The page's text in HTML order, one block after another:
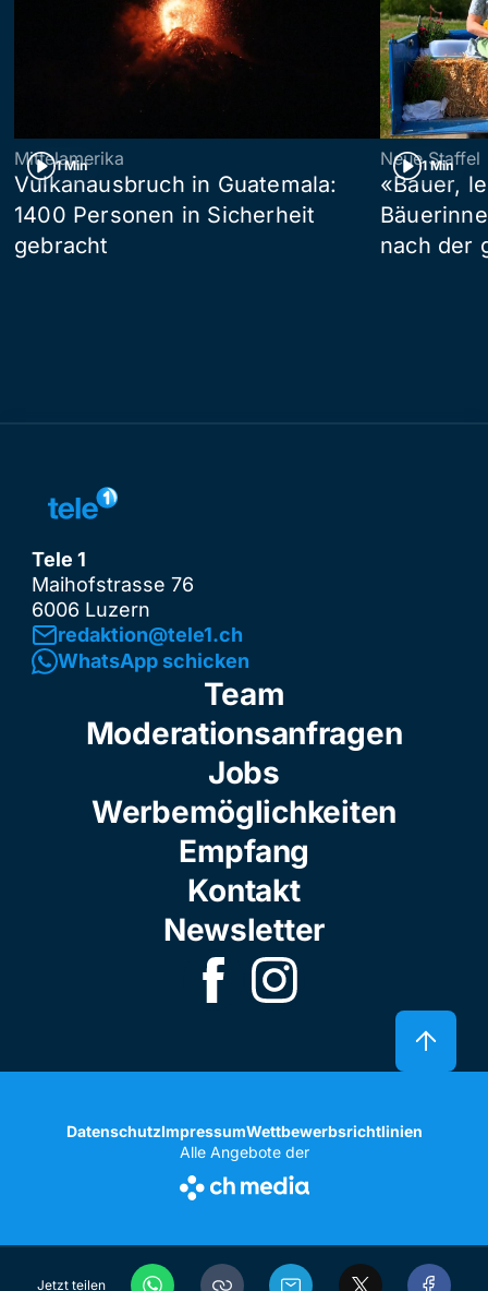
Jetzt teilen
1 Min
Mittelamerika
Vulkanausbruch in Guatemala:
1400 Personen in Sicherheit
gebracht
1 Min
Neue Staffel
«Bauer,
nach der
Tele 1
Maihofstrasse 76
6006 Luzern
redaktion@tele1.ch
WhatsApp schicken
Team
Moderationsanfragen
Jobs
Werbemöglichkeiten
Empfang
Kontakt
Newsletter
DatenschutzImpressumWettbewerbsrichtlinien
Alle Angebote der